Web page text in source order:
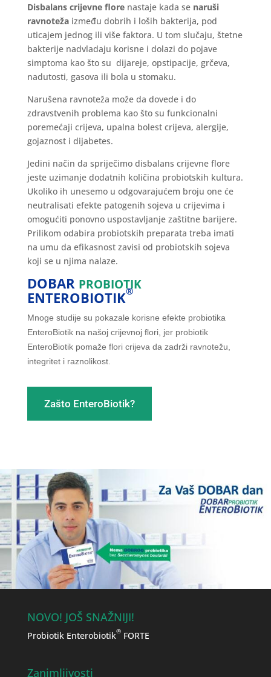
Disbalans crijevne florenastaje kada se naruši
ravnotežaizmeđu dobrih i loših bakterija, pod
uticajem jednog ili više faktora. U tom slučaju, štetne
bakterije nadvladaju korisne i dolazi do pojave
simptoma kao što su dijareje, opstipacije, grčeva,
nadutosti, gasova ili bola u stomaku.
Narušena ravnoteža može da dovede i do
zdravstvenih problema kao što su funkcionalni
poremećaji crijeva, upalna bolest crijeva, alergije,
gojaznost i dijabetes.
Jedini način da spriječimo disbalans crijevne flore
jeste uzimanje dodatnih količina probiotskih kultura.
Ukoliko ih unesemo u odgovarajućem broju one će
neutralisati efekte patogenih sojeva u crijevima i
omogućiti ponovno uspostavljanje zaštitne barijere.
Prilikom odabira probiotskih preparata treba imati
na umu da efikasnost zavisi od probiotskih sojeva
koji se u njima nalaze.
DOBAR PROBIOTIK
ENTEROBIOTIK®
Mnoge studije su pokazale korisne efekte probiotika
EnteroBiotik na našoj crijevnoj flori, jer probiotik
EnteroBiotik pomaže flori crijeva da zadrži ravnotežu,
integritet i raznolikost.
Zašto EnteroBiotik?
NOVO! JOŠ SNAŽNIJI!
Probiotik Enterobiotik®FORTE
Zanimljivosti